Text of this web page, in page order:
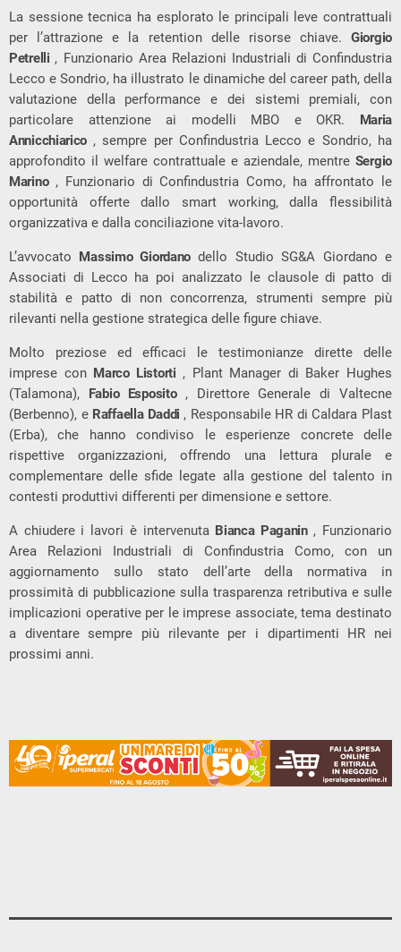
La sessione tecnica ha esplorato le principali leve contrattuali
per l’attrazione e la retention delle risorse chiave.Giorgio
Petrelli , Funzionario Area Relazioni Industriali di Confindustria
Lecco e Sondrio, ha illustrato le dinamiche del career path, della
valutazione della performance e dei sistemi premiali, con
particolare attenzione ai modelli MBO e OKR. Maria
Annicchiarico , sempre per Confindustria Lecco e Sondrio, ha
approfondito il welfare contrattuale e aziendale, mentre Sergio
Marino , Funzionario di Confindustria Como, ha affrontato le
opportunità offerte dallo smart working, dalla flessibilità
organizzativa e dalla conciliazione vita-lavoro.
L’avvocato Massimo Giordanodello Studio SG&A Giordano e
Associati di Lecco ha poi analizzato le clausole di patto di
stabilità e patto di non concorrenza, strumenti sempre più
rilevanti nella gestione strategica delle figure chiave.
Molto preziose ed efficaci le testimonianze dirette delle
imprese con Marco Listorti , Plant Manager di Baker Hughes
(Talamona), Fabio Esposito , Direttore Generale di Valtecne
(Berbenno), e Raffaella Daddi , Responsabile HR di Caldara Plast
(Erba), che hanno condiviso le esperienze concrete delle
rispettive organizzazioni, offrendo una lettura plurale e
complementare delle sfide legate alla gestione del talento in
contesti produttivi differenti per dimensione e settore.
A chiudere i lavori è intervenuta Bianca Paganin , Funzionario
Area Relazioni Industriali di Confindustria Como, con un
aggiornamento sullo stato dell’arte della normativa in
prossimità di pubblicazione sulla trasparenza retributiva e sulle
implicazioni operative per le imprese associate, tema destinato
a diventare sempre più rilevante per i dipartimenti HR nei
prossimi anni.